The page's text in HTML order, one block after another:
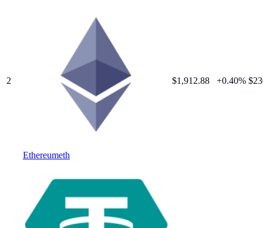
2
Ethereumeth
$1,912.88 +0.40%